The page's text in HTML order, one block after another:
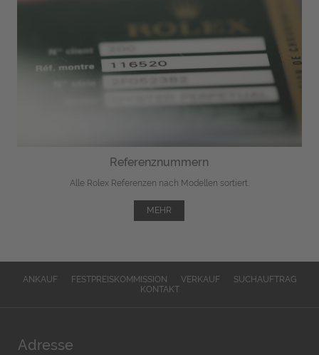
Referenznummern
Alle Rolex Referenzen nach Modellen sortiert.
MEHR
ANKAUF FESTPREISKOMMISSION VERKAUF
SUCHAUFTRAG
KONTAKT
Adresse